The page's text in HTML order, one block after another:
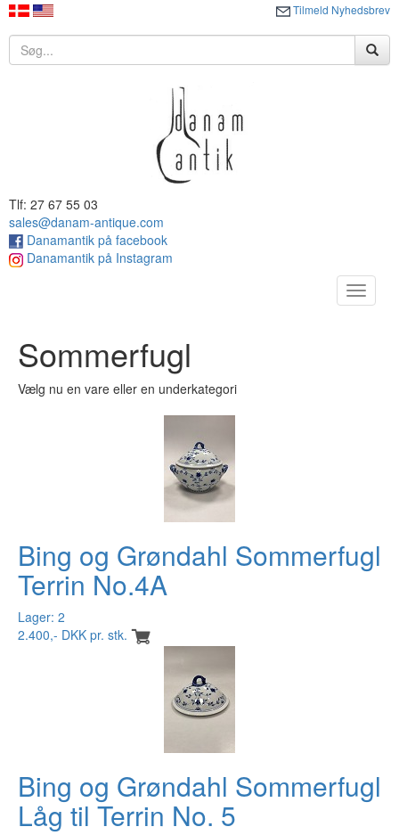
Tilmeld Nyhedsbrev
Tlf: 27 67 55 03
sales@danam-antique.com
Danamantik på facebook
Danamantik på Instagram
Toggle
Sommerfugl
Vælg nu en vare eller en underkategori
Bing og Grøndahl Sommerfugl
Terrin No.4A
Lager: 2
2.400,- DKK pr. stk.
Bing og Grøndahl Sommerfugl
Låg til Terrin No. 5